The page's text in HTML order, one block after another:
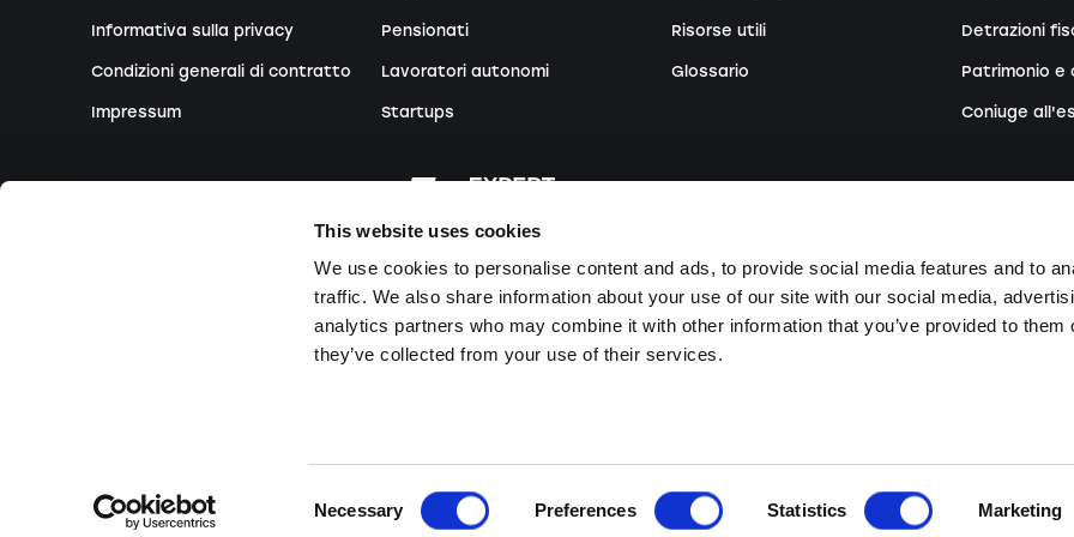
This website uses cookies
We use cookies to personalise content and ads, to provide social media features and to
traffic. We also share information about your use of our site with our social media,
analytics partners who may combine it with other information that you’ve provided to them
they’ve collected from your use of their services.
Necessary Preferences Statistics Marketing
Informativa sulla privacy
Condizioni generali di contratto
Impressum
Pensionati
Lavoratori autonomi
Startups
Risorse utili
Glossario
Detrazioni
Patrimonio e
Coniuge
Tedesco
Con la